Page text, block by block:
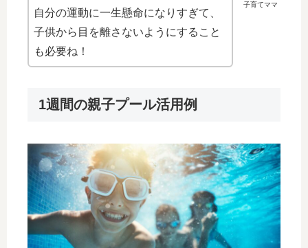
子育てママ
自分の運動に一生懸命になりすぎて、
子供から目を離さないようにすること
も必要ね！
1週間の親子プール活用例